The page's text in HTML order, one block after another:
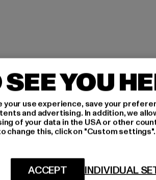
YOU
use experience, save your
and advertising. In addition, we
of your data in the USA or other
this, click on "Custom
INDIVIDUAL
ACCEPT